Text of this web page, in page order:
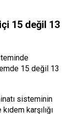
15 değil 13
15 değil 13
sisteminin
karşılığı